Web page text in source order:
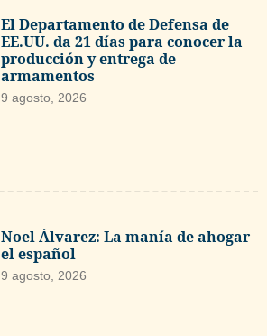
El Departamento de Defensa de
EE.UU. da 21 días para conocer la
producción y entrega de
armamentos
9 agosto, 2026
Noel Álvarez: La manía de ahogar
el español
9 agosto, 2026